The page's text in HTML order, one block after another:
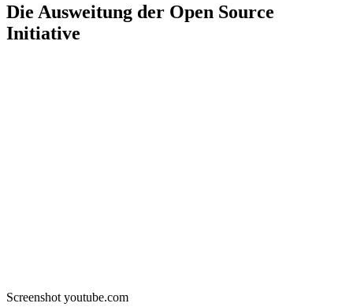
Die Ausweitung der Open Source
Initiative
Screenshot youtube.com